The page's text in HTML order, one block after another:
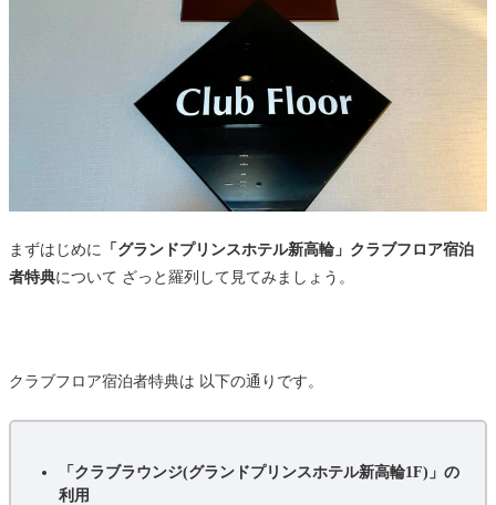
まずはじめに
「グランドプリンスホテル新高輪」クラブフロア宿泊
者特典について ざっと羅列して見てみましょう。
クラブフロア宿泊者特典は 以下の通りです。
「クラブラウンジ(グランドプリンスホテル新高輪1F)」の
利用